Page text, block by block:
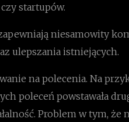
startupów.
niesamowity
ulepszania istniejących.
na polecenia. Na
poleceń powstawała
Problem w tym, że